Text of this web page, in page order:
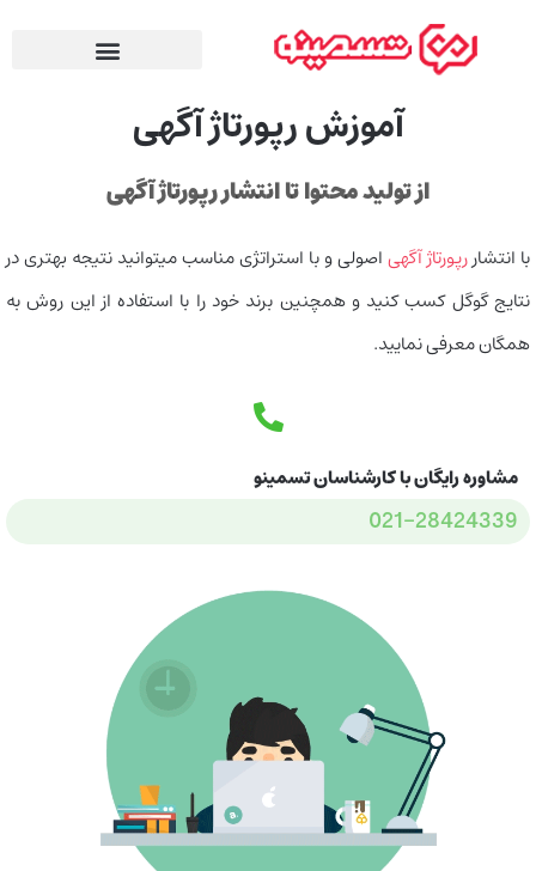
آموزش رپورتاژ آگهی
از تولید محتوا تا انتشار رپورتاژ آگهی
با انتشاررپورتاژ آگهیاصولی و با استراتژی مناسب میتوانید نتیجه بهتری در
نتایج گوگل کسب کنید و همچنین برند خود را با استفاده از این روش به
همگان معرفی نمایید.
مشاوره رایگان با کارشناسان تسمینو
021-28424339